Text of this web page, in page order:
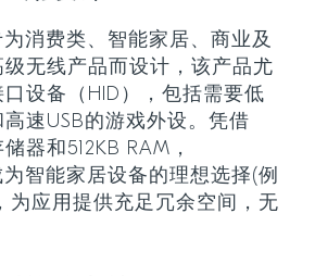
为消费类、智能家居、商业及
无线产品而设计，该产品尤
设备（HID），包括需要低
速USB的游戏外设。凭借
器和512KB RAM，
智能家居设备的理想选择(例
为应用提供充足冗余空间，无